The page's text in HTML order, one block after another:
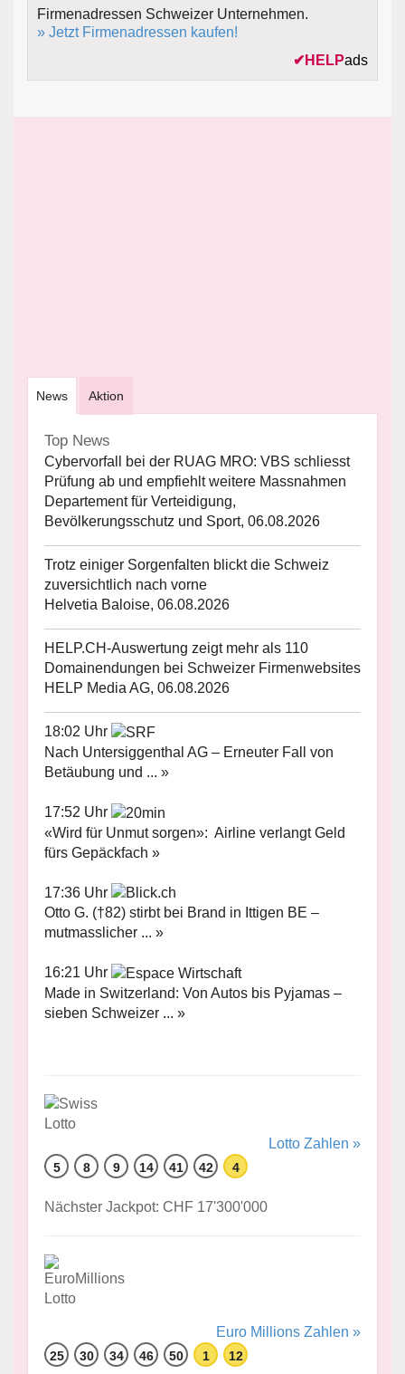
Firmenadressen Schweizer Unternehmen.
» Jetzt Firmenadressen kaufen!
✔ HELPads
News Aktion
Top News
Cybervorfall bei der RUAG MRO: VBS schliesst
Prüfung ab und empfiehlt weitere Massnahmen
Departement für Verteidigung,
Bevölkerungsschutz und Sport, 06.08.2026
Trotz einiger Sorgenfalten blickt die Schweiz
zuversichtlich nach vorne
Helvetia Baloise, 06.08.2026
HELP.CH-Auswertung zeigt mehr als 110
Domainendungen bei Schweizer Firmenwebsites
HELP Media AG, 06.08.2026
18:02 Uhr
Nach Untersiggenthal AG – Erneuter Fall von
Betäubung und ... »
17:52 Uhr
«Wird für Unmut sorgen»: Airline verlangt Geld
fürs Gepäckfach »
17:36 Uhr
Otto G. (†82) stirbt bei Brand in Ittigen BE –
mutmasslicher ... »
16:21 Uhr
Made in Switzerland: Von Autos bis Pyjamas –
sieben Schweizer ... »
Lotto Zahlen »
5 8 9 14 41 42 4
Nächster Jackpot: CHF 17'300'000
Euro Millions Zahlen »
25 30 34 46 50 1 12